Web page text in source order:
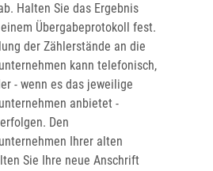
Halten Sie das Ergebnis
Übergabeprotokoll fest.
der Zählerstände an die
kann telefonisch,
- wenn es das jeweilige
anbietet -
Den
Ihrer alten
Sie Ihre neue Anschrift